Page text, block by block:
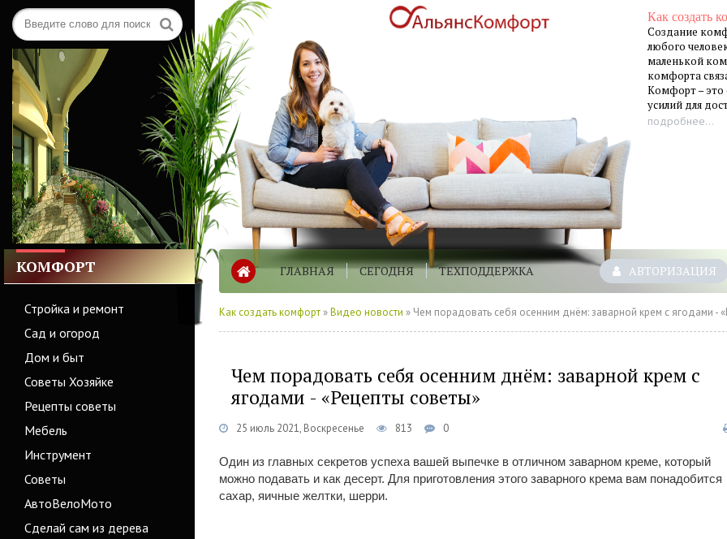
Как создать
Создание
любого
маленькой
комфорта
Комфорт – это
усилий для
подробнее...
КОМФОРТ
Стройка и ремонт
Сад и огород
Дом и быт
Советы Хозяйке
Рецепты советы
Мебель
Инструмент
Советы
АвтоВелоМото
Сделай сам из дерева
ГЛАВНАЯ СЕГОДНЯ ТЕХПОДДЕРЖКА АВТОРИЗАЦИЯ
Как создать комфорт »Видео новости » Чем порадовать себя осенним днём: заварной крем с ягодами - «Рецепты
Чем порадовать себя осенним днём: заварной крем с
ягодами - «Рецепты советы»
25 июль 2021, Воскресенье 813 0
Один из главных секретов успеха вашей выпечке в отличном заварном креме, который
можно подавать и как десерт. Для приготовления этого заварного крема вам понадобится
сахар, яичные желтки, шерри.